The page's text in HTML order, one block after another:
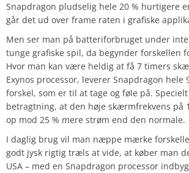
Snapdragon pludselig hele 20 % hurtigere
går det ud over frame raten i grafiske
Men ser man på batteriforbruget under
tunge grafiske spil, da begynder forskellen
Hvor man kan være heldig at få 7 timers
Exynos processor, leverer Snapdragon hele
forskel, som er til at tage og føle på.
betragtning, at den høje skærmfrekvens på
op mod 25 % mere strøm end den normale.
I daglig brug vil man næppe mærke
godt jysk rigtig træls at vide, at køber man
USA – med en Snapdragon processor